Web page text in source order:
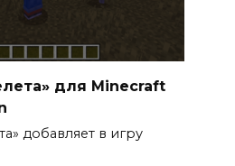
для Minecraft
добавляет в игру